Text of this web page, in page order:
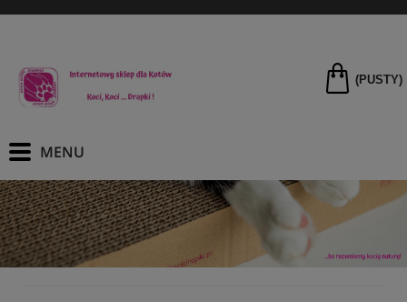
(PUSTY)